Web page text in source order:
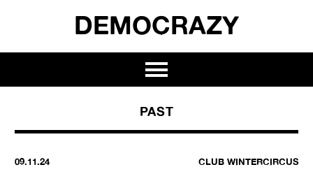
DEMOCRAZY
PAST
09.11.24 CLUB WINTERCIRCUS